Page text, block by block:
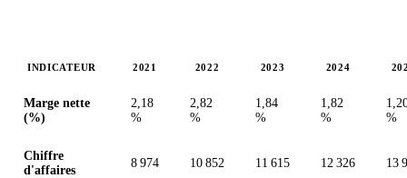
INDICATEUR 2021 2022 2023 2024
Marge nette
(%)
2,18
%
2,82
%
1,84
%
1,82
%
%
Chiffre
d'affaires
8 974 10 852 11 615 12 326 13